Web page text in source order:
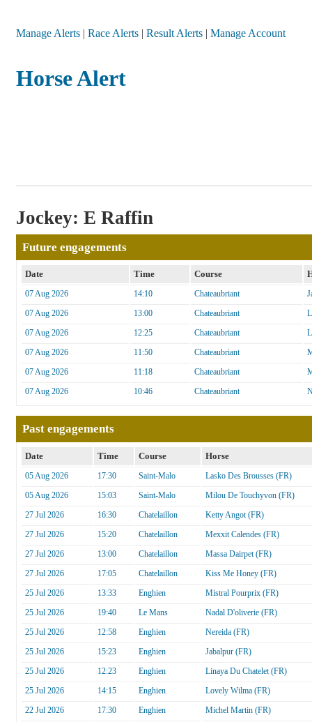
Manage Alerts | Race Alerts | Result Alerts | Manage Account
Horse Alert
Jockey: E Raffin
Future engagements
Date Time Course
07 Aug 2026 14:10 Chateaubriant
07 Aug 2026
13:00 Chateaubriant
07 Aug 2026
12:25 Chateaubriant
07 Aug 2026
11:50 Chateaubriant
07 Aug 2026
11:18 Chateaubriant
07 Aug 2026
10:46 Chateaubriant
Past engagements
Date Time Course Horse
05 Aug 2026 17:30 Saint-Malo
Lasko Des Brousses (FR)
05 Aug 2026
15:03 Saint-Malo
Milou De Touchyvon (FR)
27 Jul 2026
16:30 Chatelaillon
Ketty Angot (FR)
27 Jul 2026
15:20 Chatelaillon
Mexxit Calendes (FR)
27 Jul 2026
13:00 Chatelaillon
Massa Dairpet (FR)
27 Jul 2026
17:05 Chatelaillon
Kiss Me Honey (FR)
25 Jul 2026
13:33 Enghien
Mistral Pourprix (FR)
25 Jul 2026
19:40 Le Mans
Nadal D'oliverie (FR)
25 Jul 2026
12:58 Enghien
Nereida (FR)
25 Jul 2026
15:23 Enghien
Jabalpur (FR)
25 Jul 2026
12:23 Enghien
Linaya Du Chatelet (FR)
25 Jul 2026
14:15 Enghien
Lovely Wilma (FR)
22 Jul 2026
17:30 Enghien
Michel Martin (FR)